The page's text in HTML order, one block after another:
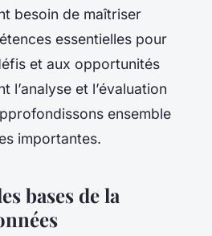
besoin de maîtriser
essentielles pour
et aux opportunités
l’analyse et l’évaluation
ensemble
importantes.
bases de la